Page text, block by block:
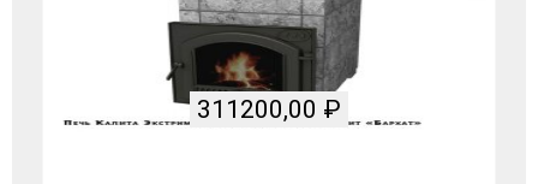
311200,00 ₽